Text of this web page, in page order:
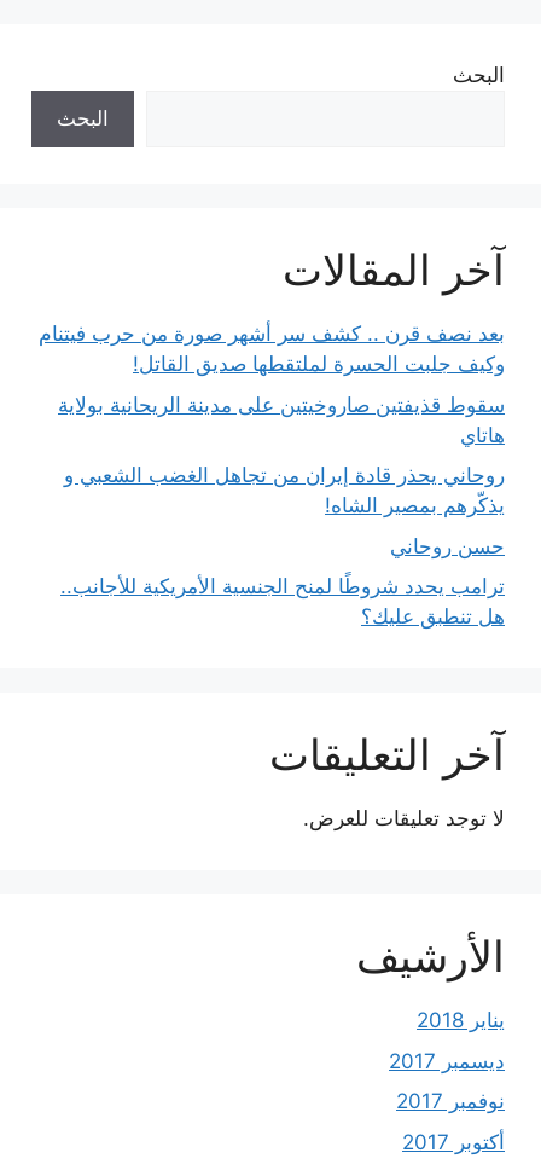
البحث
البحث
آخر المقالات
بعد نصف قرن .. كشف سر أشهر صورة من حرب فيتنام
وكيف جلبت الحسرة لملتقطها صديق القاتل!
سقوط قذيفتين صاروخيتين على مدينة الريحانية بولاية
هاتاي
روحاني يحذر قادة إيران من تجاهل الغضب الشعبي و
يذكّرهم بمصير الشاه!
حسن روحاني
ترامب يحدد شروطًا لمنح الجنسية الأمريكية للأجانب..
هل تنطبق عليك؟
آخر التعليقات
لا توجد تعليقات للعرض.
الأرشيف
يناير 2018
ديسمبر 2017
نوفمبر 2017
أكتوبر 2017